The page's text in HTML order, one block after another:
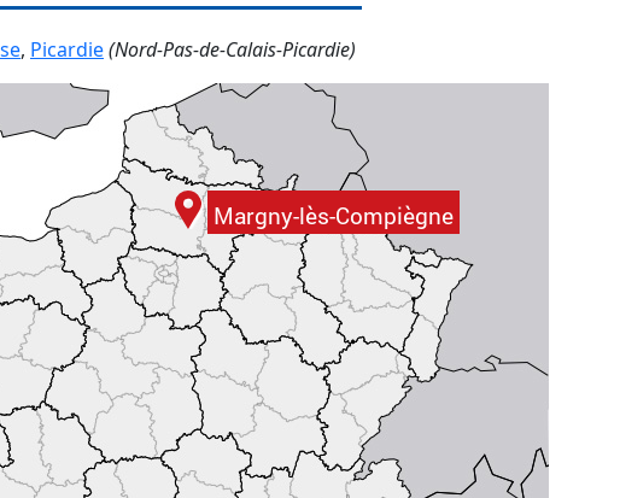
, Picardie(Nord-Pas-de-Calais-Picardie)